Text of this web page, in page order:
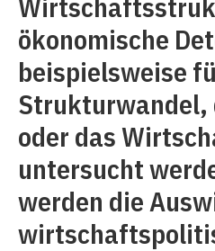
ökonomische
beispielsweise
oder das
untersucht
werden die